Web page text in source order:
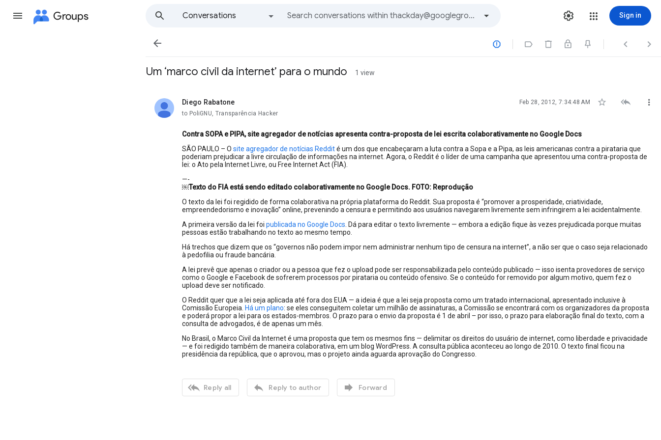
Groups
Conversations
Sign in
    
Um ‘marco civil da internet’ para o mundo 1 view
Diego Rabatone
unread, Feb 28, 2012, 7:34:48 AM   
to PoliGNU, Transparência Hacker
Contra SOPA e PIPA, site agregador de notícias apresenta contra-proposta de lei escrita colaborativamente no Google Docs
SÃO PAULO – O site agregador de notícias Reddité um dos que encabeçaram a luta contra a Sopa e a Pipa, as leis americanas contra a pirataria que
poderiam prejudicar a livre circulação de informações na internet. Agora, o Reddit é o líder de uma campanha que apresentou uma contra-proposta de
lei: o Ato pela Internet Livre, ou Free Internet Act (FIA).
—-
￼Texto do FIA está sendo editado colaborativamente no Google Docs. FOTO: Reprodução
O texto da lei foi regidido de forma colaborativa na própria plataforma do Reddit. Sua proposta é “promover a prosperidade, criatividade,
empreendedorismo e inovação” online, prevenindo a censura e permitindo aos usuários navegarem livremente sem infringirem a lei acidentalmente.
A primeira versão da lei foi publicada no Google Docs . Dá para editar o texto livremente — embora a edição fique às vezes prejudicada porque muitas
pessoas estão trabalhando no texto ao mesmo tempo.
Há trechos que dizem que os “governos não podem impor nem administrar nenhum tipo de censura na internet”, a não ser que o caso seja relacionado
à pedofilia ou fraude bancária.
A lei prevê que apenas o criador ou a pessoa que fez o upload pode ser responsabilizada pelo conteúdo publicado — isso isenta provedores de serviço
como o Google e Facebook de sofrerem processos por pirataria ou conteúdo ofensivo. Se o conteúdo for removido por algum motivo, quem fez o
upload deve ser notificado.
O Reddit quer que a lei seja aplicada até fora dos EUA — a ideia é que a lei seja proposta como um tratado internacional, apresentado inclusive à
Comissão Europeia. Há um plano: se eles conseguitem coletar um milhão de assinaturas, a Comissão se encontrará com os organizadores da proposta
e poderá propor a lei para os estados-membros. O prazo para o envio da proposta é 1 de abril – por isso, o prazo para elaboração final do texto, com a
consulta de advogados, é de apenas um mês.
No Brasil, o Marco Civil da Internet é uma proposta que tem os mesmos fins — delimitar os direitos do usuário de internet, como liberdade e privacidade
— e foi redigido também de maneira colaborativa, em um blog WordPress. A consulta pública aconteceu ao longo de 2010. O texto final ficou na
presidência da república, que o aprovou, mas o projeto ainda aguarda aprovação do Congresso.
 Reply all  Reply to author  Forward